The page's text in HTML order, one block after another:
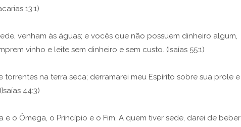
13:1)
venham às águas; e vocês que não possuem dinheiro algum,
vinho e leite sem dinheiro e sem custo. (Isaías 55:1)
torrentes na terra seca; derramarei meu Espírito sobre sua prole e
44:3)
e o Ômega, o Princípio e o Fim. A quem tiver sede, darei de beber